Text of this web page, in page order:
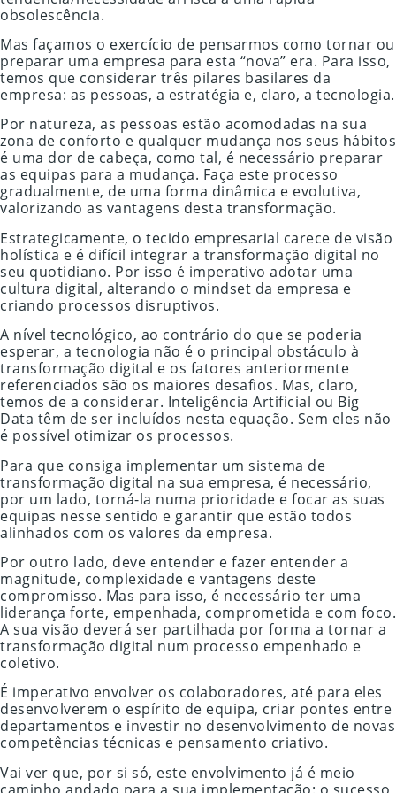
obsolescência.
Mas façamos o exercício de pensarmos como tornar ou
preparar uma empresa para esta “nova” era. Para isso,
temos que considerar três pilares basilares da
empresa: as pessoas, a estratégia e, claro, a tecnologia.
Por natureza, as pessoas estão acomodadas na sua
zona de conforto e qualquer mudança nos seus hábitos
é uma dor de cabeça, como tal, é necessário preparar
as equipas para a mudança. Faça este processo
gradualmente, de uma forma dinâmica e evolutiva,
valorizando as vantagens desta transformação.
Estrategicamente, o tecido empresarial carece de visão
holística e é difícil integrar a transformação digital no
seu quotidiano. Por isso é imperativo adotar uma
cultura digital, alterando o mindset da empresa e
criando processos disruptivos.
A nível tecnológico, ao contrário do que se poderia
esperar, a tecnologia não é o principal obstáculo à
transformação digital e os fatores anteriormente
referenciados são os maiores desafios. Mas, claro,
temos de a considerar. Inteligência Artificial ou Big
Data têm de ser incluídos nesta equação. Sem eles não
é possível otimizar os processos.
Para que consiga implementar um sistema de
transformação digital na sua empresa, é necessário,
por um lado, torná-la numa prioridade e focar as suas
equipas nesse sentido e garantir que estão todos
alinhados com os valores da empresa.
Por outro lado, deve entender e fazer entender a
magnitude, complexidade e vantagens deste
compromisso. Mas para isso, é necessário ter uma
liderança forte, empenhada, comprometida e com foco.
A sua visão deverá ser partilhada por forma a tornar a
transformação digital num processo empenhado e
coletivo.
É imperativo envolver os colaboradores, até para eles
desenvolverem o espírito de equipa, criar pontes entre
departamentos e investir no desenvolvimento de novas
competências técnicas e pensamento criativo.
Vai ver que, por si só, este envolvimento já é meio